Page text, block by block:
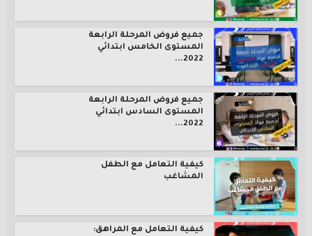
جميع فروض المرحلة الرابعة
المستوى الخامس ابتدائي
2022...
جميع فروض المرحلة الرابعة
المستوى السادس ابتدائي
2022...
كيفية التعامل مع الطفل
المشاغب
كيفية التعامل مع المراهق: